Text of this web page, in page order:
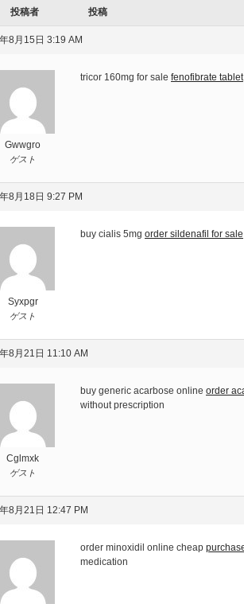
投稿者 投稿
8月15日 3:19 AM
Gwwgro
ゲスト
tricor 160mg for sale fenofibrate tablet
8月18日 9:27 PM
Syxpgr
ゲスト
buy cialis 5mg order sildenafil for sale
8月21日 11:10 AM
Cglmxk
ゲスト
buy generic acarbose online order
without prescription
8月21日 12:47 PM
order minoxidil online cheap
medication